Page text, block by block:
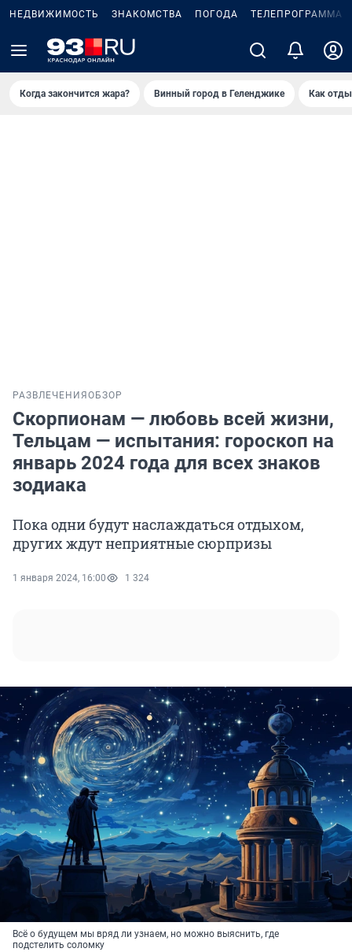
НЕДВИЖИМОСТЬ ЗНАКОМСТВА ПОГОДА ТЕЛЕПРОГРАММА
Когда закончится жара? Винный город в Геленджике Как
РАЗВЛЕЧЕНИЯ ОБЗОР
Скорпионам — любовь всей жизни,
Тельцам — испытания: гороскоп на
январь 2024 года для всех знаков
зодиака
Пока одни будут наслаждаться отдыхом,
других ждут неприятные сюрпризы
1 января 2024, 16:00 1 324
Всё о будущем мы вряд ли узнаем, но можно выяснить, где
подстелить соломку